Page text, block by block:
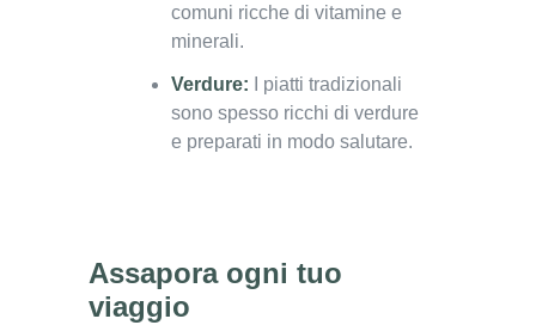
comuni ricche di vitamine e
minerali.
Verdure: I piatti tradizionali
sono spesso ricchi di verdure
e preparati in modo salutare.
Assapora ogni tuo
viaggio